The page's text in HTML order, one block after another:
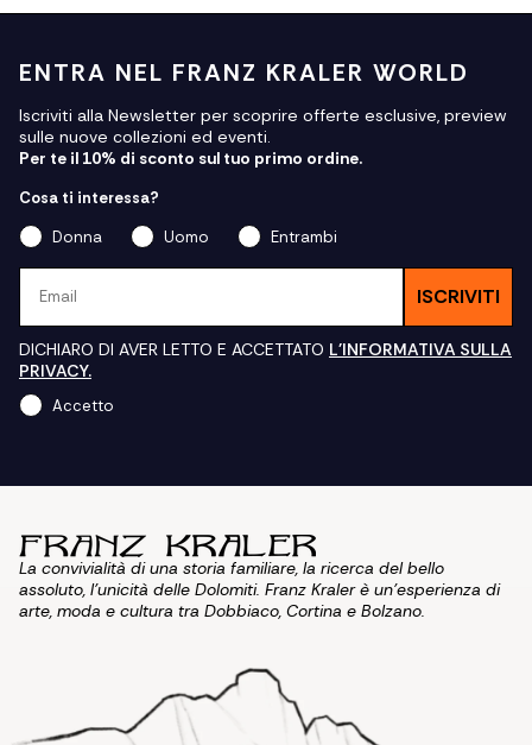
ENTRA NEL FRANZ KRALER WORLD
Iscriviti alla Newsletter per scoprire offerte esclusive, preview
sulle nuove collezioni ed eventi.
Per te il 10% di sconto sul tuo primo ordine.
Cosa ti interessa?
Donna
Uomo
Entrambi
ISCRIVITI
DICHIARO DI AVER LETTO E ACCETTATO L'INFORMATIVA SULLA
PRIVACY.
Accetto
La convivialità di una storia familiare, la ricerca del bello
assoluto, l'unicità delle Dolomiti. Franz Kraler è un'esperienza di
arte, moda e cultura tra Dobbiaco, Cortina e Bolzano.